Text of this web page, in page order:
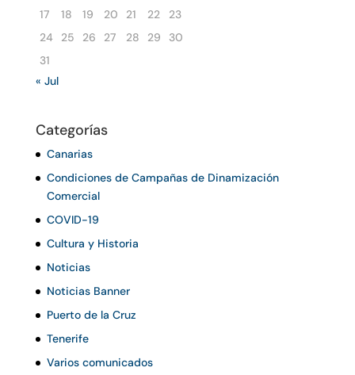
17
18 19 20 21 22
23
24
25 26 27 28 29
30
31
« Jul
Categorías
Canarias
Condiciones de Campañas de Dinamización
Comercial
COVID-19
Cultura y Historia
Noticias
Noticias Banner
Puerto de la Cruz
Tenerife
Varios comunicados